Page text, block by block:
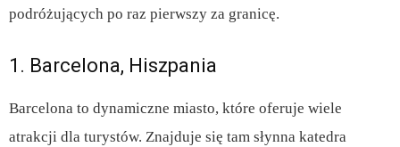
podróżujących po raz pierwszy za granicę.
1. Barcelona, Hiszpania
Barcelona to dynamiczne miasto, które oferuje wiele
atrakcji dla turystów. Znajduje się tam słynna katedra